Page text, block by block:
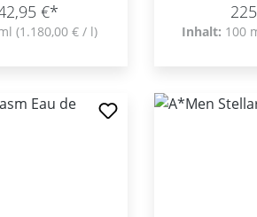
€*
(1.180,00 € / l) Inhalt: 100